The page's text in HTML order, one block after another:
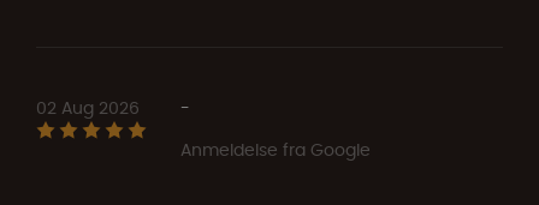
02 Aug 2026
-
Anmeldelse fra Google